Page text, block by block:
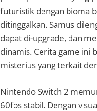
futuristik dengan bioma
ditinggalkan. Samus
dapat di-upgrade, dan
dinamis. Cerita game ini
misterius yang terkait
Nintendo Switch 2
60fps stabil. Dengan